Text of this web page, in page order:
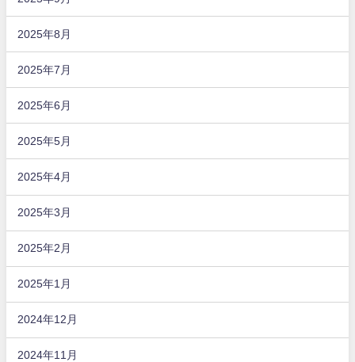
2025年8月
2025年7月
2025年6月
2025年5月
2025年4月
2025年3月
2025年2月
2025年1月
2024年12月
2024年11月